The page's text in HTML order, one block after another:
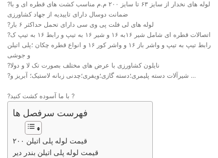
?لوله های نخدار از سایز ۶۳ تا سایز ۲۰۰ م.م مناسب کشت های قطره ای و با
ضمانت دوسال دارای تاییدیه از جهاد کشاورزی
?لوله های لی فلت پی وی سی دارای تحمل حداکثر ۶ بار
?اتصالات قطره ای شامل شیر ۱۶به ۱۶ و شیر ۱۶ به تیپ و رابط ۱۶ به تیپ ک
رابط تیپ به تیپ و واشر باز ۱۶ و واشر کور ۱۶ و انواع قطره چکان ؛پلی اتیلن
و جوشی
?نایلون کشاورزی با عرض های مختلف بصورت تک لا و دولا
?شیرآلات دسته پلیمری؛دسته گازی؛ویفری؛چدنی زبانه لاستیک؛ آبریز و …
?با ما آسوده کشت کنید ?
فهرست سرفصل ها
قیمت لوله پلی اتیلن ۲۰۰
قیمت لوله پلی اتیلن بندر دیر